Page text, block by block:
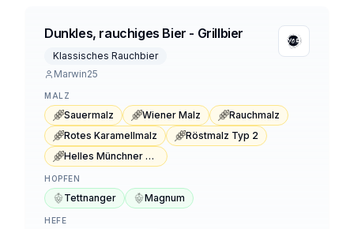
Dunkles, rauchiges Bier - Grillbier
Klassisches Rauchbier
Marwin25
MALZ
Sauermalz Wiener Malz
Rauchmalz
Rotes Karamellmalz
Röstmalz Typ 2
Helles Münchner Malz
HOPFEN
Tettnanger Magnum
HEFE